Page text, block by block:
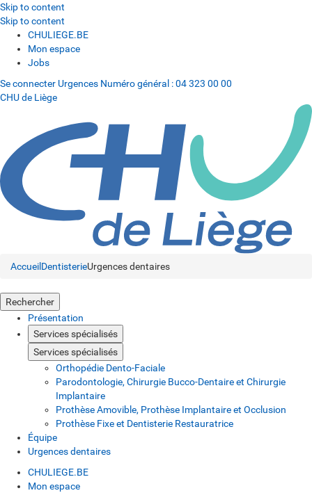
Skip to content
Skip to content
CHULIEGE.BE
Mon espace
Jobs
Se connecter Urgences Numéro général :04 323 00 00
CHU de Liège
Accueil DentisterieUrgences dentaires
Rechercher
Présentation
Services spécialisés
Services spécialisés
Orthopédie Dento-Faciale
Parodontologie, Chirurgie Bucco-Dentaire et Chirurgie
Implantaire
Prothèse Amovible, Prothèse Implantaire et Occlusion
Prothèse Fixe et Dentisterie Restauratrice
Équipe
Urgences dentaires
CHULIEGE.BE
Mon espace